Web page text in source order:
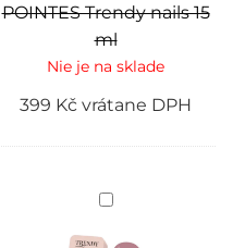
POINTES Trendy nails 15
ml
Nie je na sklade
399 Kč vrátane DPH
Modeling
gel